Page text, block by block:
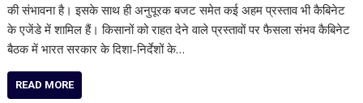
की संभावना है। इसके साथ ही अनुपूरक बजट समेत कई अहम प्रस्ताव भी कैबिनेट
के एजेंडे में शामिल हैं। किसानों को राहत देने वाले प्रस्तावों पर फैसला संभव कैबिनेट
बैठक में भारत सरकार के दिशा-निर्देशों के…
READ MORE